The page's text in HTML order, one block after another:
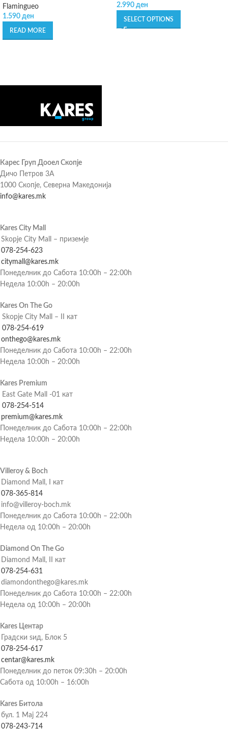
Flamingueo
1.590 ден
READ MORE
2.990 ден
SELECT OPTIONS
Карес Груп Дооел Скопје
Дичо Петров 3А
1000 Скопје, Северна Македонија
info@kares.mk
Kares City Mall
Skopje City Mall – приземје
078-254-623
citymall@kares.mk
Понеделник до Сабота 10:00h – 22:00h
Недела 10:00h – 20:00h
Kares On The Go
Skopje City Mall – II кат
078-254-619
onthego@kares.mk
Понеделник до Сабота 10:00h – 22:00h
Недела 10:00h – 20:00h
Kares Premium
East Gate Mall -01 кат
078-254-514
premium@kares.mk
Понеделник до Сабота 10:00h – 22:00h
Недела 10:00h – 20:00h
Villeroy & Boch
Diamond Mall, I кат
078-365-814
info@villeroy-boch.mk
Понеделник до Сабота 10:00h – 22:00h
Недела од 10:00h – 20:00h
Diamond On The Go
Diamond Mall, II кат
078-254-631
diamondonthego@kares.mk
Понеделник до Сабота 10:00h – 22:00h
Недела од 10:00h – 20:00h
Kares Центар
Градски ѕид, Блок 5
078-254-617
centar@kares.mk
Понеделник до петок 09:30h – 20:00h
Сабота од 10:00h – 16:00h
Kares Битола
бул. 1 Мај 224
078-243-714